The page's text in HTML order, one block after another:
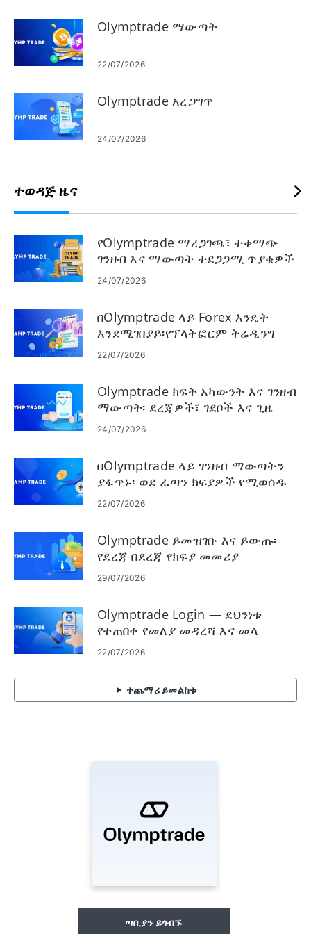
እንዲሰራ እና ደህንነቱ በተጠበቀ እና በፍጥነት ወደ ንግድ መለያዎ ያገናኙት።
Olymptrade ማውጣት
22/07/2026
Olymptrade አረጋግጥ
24/07/2026
ተወዳጅ ዜና
የOlymptrade ማረጋገጫ፣ ተቀማጭ
ገንዘብ እና ማውጣት ተደጋጋሚ ጥያቄዎች
24/07/2026
በOlymptrade ላይ Forex እንዴት
እንደሚገበያይ፡የፕላትፎርም ትሬዲንግ
መሰረታዊ ነገሮች
22/07/2026
Olymptrade ክፍት አካውንት እና ገንዘብ
ማውጣት፡ ደረጃዎች፣ ገደቦች እና ጊዜ
24/07/2026
በOlymptrade ላይ ገንዘብ ማውጣትን
ያፋጥኑ፡ ወደ ፈጣን ክፍያዎች የሚወሰዱ
እርምጃዎች
22/07/2026
Olymptrade ይመዝገቡ እና ይውጡ፡
የደረጃ በደረጃ የክፍያ መመሪያ
29/07/2026
Olymptrade Login — ደህንነቱ
የተጠበቀ የመለያ መዳረሻ እና መላ
መፈለግ
22/07/2026
ተጨማሪ ይመልከቱ
ጣቢያን ይጎብኙ